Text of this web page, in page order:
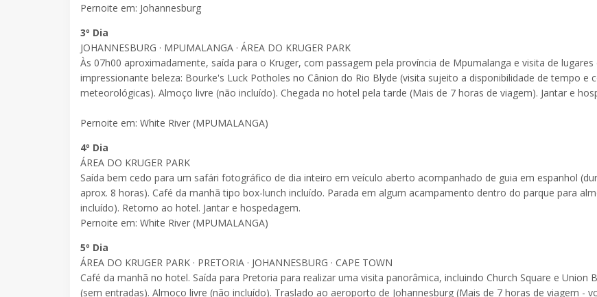
Pernoite em: Johannesburg
3º Dia
JOHANNESBURG · MPUMALANGA · ÁREA DO KRUGER PARK
Às 07h00 aproximadamente, saída para o Kruger, com passagem pela província de Mpumalanga e visita de lugares
impressionante beleza: Bourke's Luck Potholes no Cânion do Rio Blyde (visita sujeito a disponibilidade de tempo e
meteorológicas). Almoço livre (não incluído). Chegada no hotel pela tarde (Mais de 7 horas de viagem). Jantar e
Pernoite em: White River (MPUMALANGA)
4º Dia
ÁREA DO KRUGER PARK
Saída bem cedo para um safári fotográfico de dia inteiro em veículo aberto acompanhado de guia em espanhol
aprox. 8 horas). Café da manhã tipo box-lunch incluído. Parada em algum acampamento dentro do parque para
incluído). Retorno ao hotel. Jantar e hospedagem.
Pernoite em: White River (MPUMALANGA)
5º Dia
ÁREA DO KRUGER PARK · PRETORIA · JOHANNESBURG · CAPE TOWN
Café da manhã no hotel. Saída para Pretoria para realizar uma visita panorâmica, incluindo Church Square e Union
(sem entradas). Almoço livre (não incluído). Traslado ao aeroporto de Johannesburg (Mais de 7 horas de viagem -